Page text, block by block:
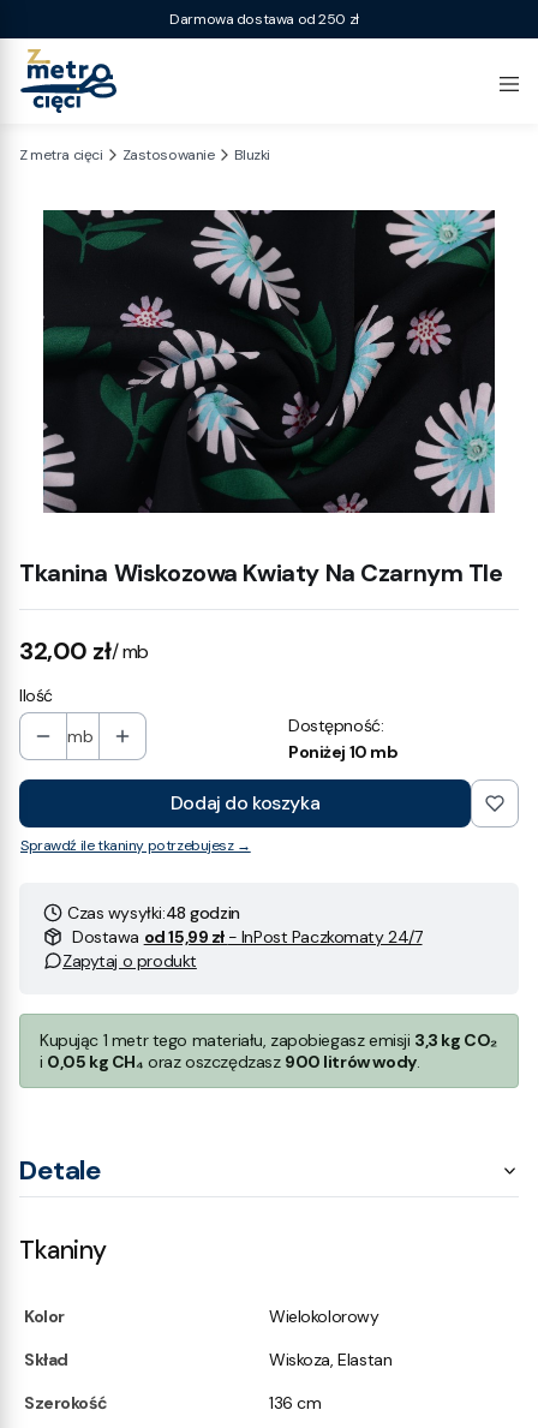
Darmowa dostawa od 250 zł
Z metra cięci Zastosowanie Bluzki
Tkanina Wiskozowa Kwiaty Na Czarnym Tle
Cena
32,00 zł/ mb
Ilość
mb
Dostępność:
Poniżej 10 mb
Dodaj do koszyka
Sprawdź ile tkaniny potrzebujesz →
Czas wysyłki:48 godzin
Dostawa od 15,99 zł - InPost Paczkomaty 24/7
Zapytaj o produkt
Kupując 1 metr tego materiału, zapobiegasz emisji 3,3 kg CO₂
i 0,05 kg CH₄ oraz oszczędzasz 900 litrów wody.
Detale
Tkaniny
Kolor
Wielokolorowy
Skład
Wiskoza, Elastan
Szerokość
136 cm